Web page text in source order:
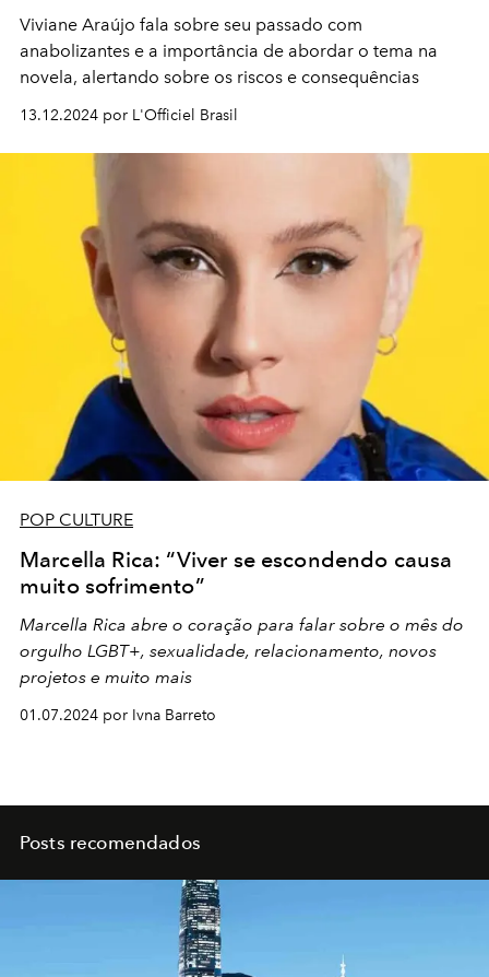
Viviane Araújo fala sobre seu passado com
anabolizantes e a importância de abordar o tema na
novela, alertando sobre os riscos e consequências
13.12.2024 por L'Officiel Brasil
POP CULTURE
Marcella Rica: “Viver se escondendo causa
muito sofrimento”
Marcella Rica abre o coração para falar sobre o mês do
orgulho LGBT+, sexualidade, relacionamento, novos
projetos e muito mais
01.07.2024 por Ivna Barreto
Posts recomendados